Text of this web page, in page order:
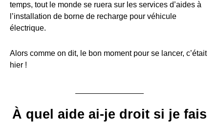
temps, tout le monde se ruera sur les services d’aides à
l’installation de borne de recharge pour véhicule
électrique.
Alors comme on dit, le bon moment pour se lancer, c’était
hier !
À quel aide ai-je droit si je fais